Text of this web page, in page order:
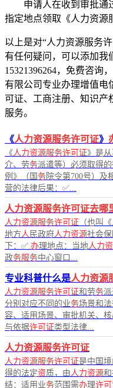
申请人在收到审批通
指定地点领取《人力资源
以上是对“人力资源服务
有任何疑问，可以添加我
15321396264，免费咨询
有限公司专业办理增值电
可证、工商注册、知识产
服务。
《人力资源服务许可证》
《人力资源服务许可证》是
介、劳务派遣等）必须取得
例》（国 务院令第700号）及
营的法律后果：✅...
人力资源服务许可证去哪
人力资源服务许可证 （也叫《
地方人 民政府人力资源社会
下：✅ 办理地点：当地人力
政务服务中心窗口...
专业科普什么是人力资源
人力资源服务许可证和劳务
分别对应不同的业务场景和
容、适用场景、审批机关、
与依据许可证类型法律...
人力资源服务许可证
人力资源服务许可证是中国
得的法定资质，由人力资源
结：适用业务范围需办理许可